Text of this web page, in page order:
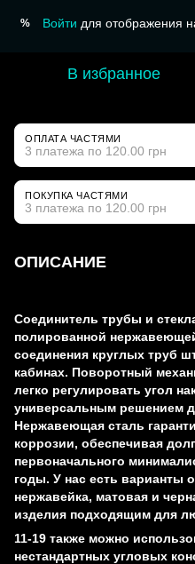
% Войти для отображения
В избранное
ОПЛАТА ЧАСТЯМИ
3 платежа по 120.00 грн
ПОКУПКА ЧАСТЯМИ
3 платежа по 120.00 грн
ОПИСАНИЕ
Соединитель трубы и
полированной
соединения круглых труб
кабинах. Поворотный
легко регулировать угол
универсальным решением
Нержавеющая сталь
коррозии, обеспечивая
первоначального
годы. У нас есть варианты
нержавейка, матовая и
изделия подходящим для
11-19 также можно
нестандартных угловых